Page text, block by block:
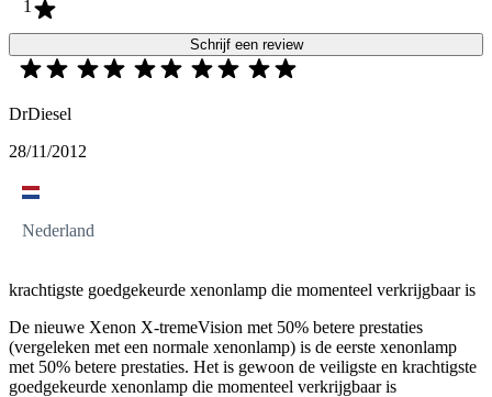
1
Schrijf een review
DrDiesel
28/11/2012
Nederland
krachtigste goedgekeurde xenonlamp die momenteel verkrijgbaar is
De nieuwe Xenon X-tremeVision met 50% betere prestaties
(vergeleken met een normale xenonlamp) is de eerste xenonlamp
met 50% betere prestaties. Het is gewoon de veiligste en krachtigste
goedgekeurde xenonlamp die momenteel verkrijgbaar is